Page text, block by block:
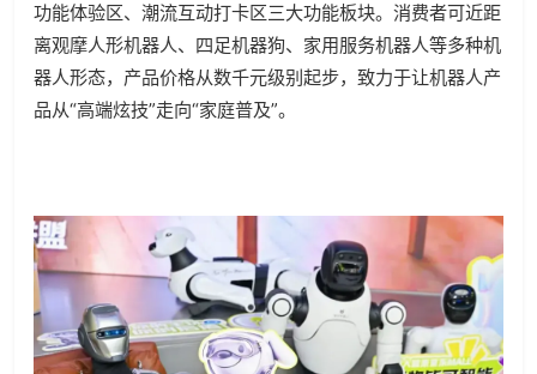
功能体验区、潮流互动打卡区三大功能板块。消费者可近距
离观摩人形机器人、四足机器狗、家用服务机器人等多种机
器人形态，产品价格从数千元级别起步，致力于让机器人产
品从“高端炫技”走向“家庭普及”。